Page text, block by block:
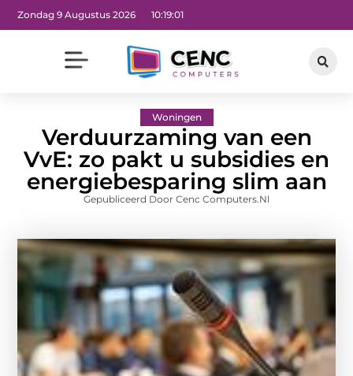
Zondag 9 Augustus 2026 10:19:02
Woningen
Verduurzaming van een
VvE: zo pakt u subsidies en
energiebesparing slim aan
Gepubliceerd Door Cenc Computers.nl